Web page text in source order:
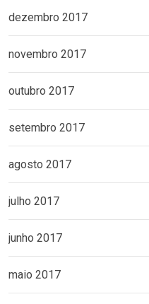
dezembro 2017
novembro 2017
outubro 2017
setembro 2017
agosto 2017
julho 2017
junho 2017
maio 2017